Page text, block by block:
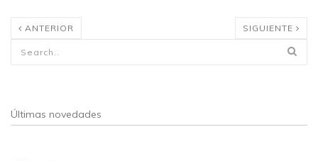
ANTERIOR SIGUIENTE
Formulario de búsqueda
Últimas novedades